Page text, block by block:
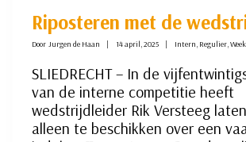
Riposteren met de
Door Jurgen de Haan 14 april, 2025 Intern, Regulier,
SLIEDRECHT – In de
van de interne competitie heeft
wedstrijdleider Rik Versteeg
alleen te beschikken over een